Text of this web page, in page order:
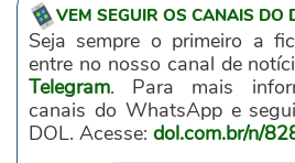
VEM SEGUIR OS CANAIS DO
Seja sempre o primeiro a
entre no nosso canal de
Telegram. Para mais
canais do WhatsApp e
DOL. Acesse: dol.com.br/n/